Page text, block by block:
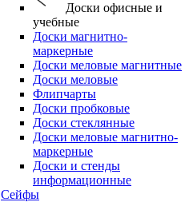
Доски офисные и
учебные
Доски магнитно-
маркерные
Доски меловые магнитные
Доски меловые
Флипчарты
Доски пробковые
Доски стеклянные
Доски меловые магнитно-
маркерные
Доски и стенды
информационные
Сейфы